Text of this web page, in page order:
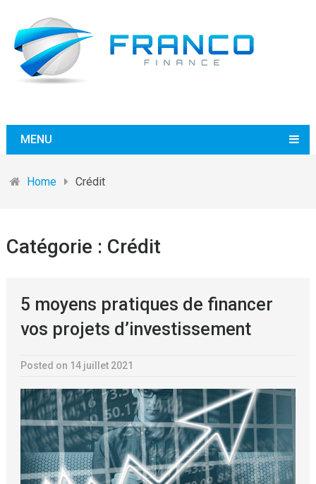
MENU
Home Crédit
Catégorie : Crédit
5 moyens pratiques de financer
vos projets d’investissement
Posted on 14 juillet 2021